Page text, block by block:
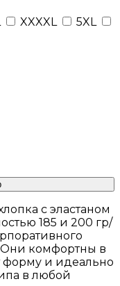
XXXXL
5XL
с эластаном
185 и 200 гр/
Они комфортны в
форму и идеально
в любой